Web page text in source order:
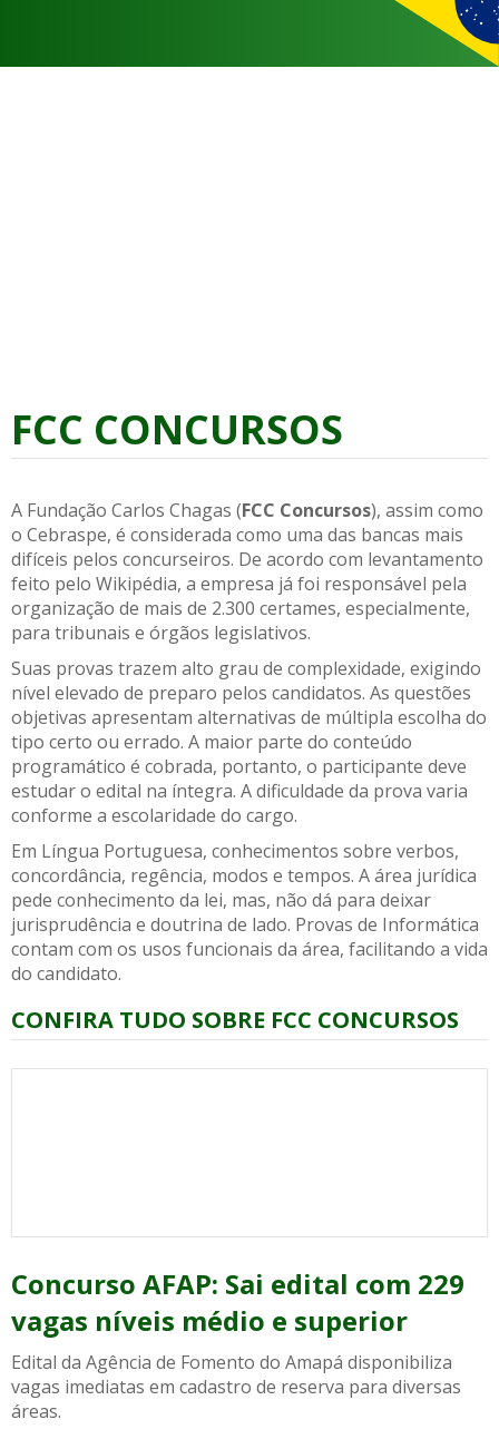
FCC CONCURSOS
A Fundação Carlos Chagas (FCC Concursos), assim como
o Cebraspe, é considerada como uma das bancas mais
difíceis pelos concurseiros. De acordo com levantamento
feito pelo Wikipédia, a empresa já foi responsável pela
organização de mais de 2.300 certames, especialmente,
para tribunais e órgãos legislativos.
Suas provas trazem alto grau de complexidade, exigindo
nível elevado de preparo pelos candidatos. As questões
objetivas apresentam alternativas de múltipla escolha do
tipo certo ou errado. A maior parte do conteúdo
programático é cobrada, portanto, o participante deve
estudar o edital na íntegra. A dificuldade da prova varia
conforme a escolaridade do cargo.
Em Língua Portuguesa, conhecimentos sobre verbos,
concordância, regência, modos e tempos. A área jurídica
pede conhecimento da lei, mas, não dá para deixar
jurisprudência e doutrina de lado. Provas de Informática
contam com os usos funcionais da área, facilitando a vida
do candidato.
CONFIRA TUDO SOBRE FCC CONCURSOS
Concurso AFAP: Sai edital com 229
vagas níveis médio e superior
Edital da Agência de Fomento do Amapá disponibiliza
vagas imediatas em cadastro de reserva para diversas
áreas.